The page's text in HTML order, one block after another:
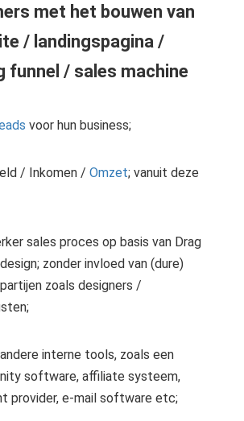
met het bouwen van
/ landingspagina /
funnel / sales machine
voor hun business;
/ Inkomen /Omzet; vanuit deze
sales proces op basis van Drag
zonder invloed van (dure)
zoals designers /
interne tools, zoals een
software, affiliate systeem,
provider, e-mail software etc;